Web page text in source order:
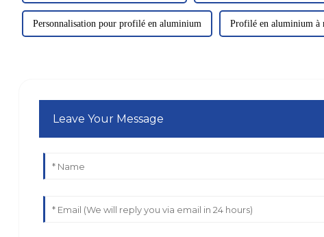
Personnalisation pour profilé en aluminium Profilé en aluminium à
Leave Your Message